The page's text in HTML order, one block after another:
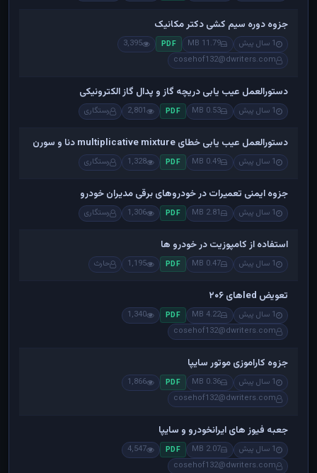
جزوه دوره سیم کشی دکتر مکانیک
1 سال پیش 11.79 MB
PDF
3,395
cosehof132@dwriters.com
دستورالعمل عیب یابی دریچه گاز و پدال گاز الکترونیکی
1 سال پیش 0.53 MB
PDF
2,801 رستگاری
دستورالعمل عیب یابی خطای multiplicative mixture دنا و سورن
1 سال پیش 0.49 MB
PDF
1,328 رستگاری
جزوه ایمنی تعمیرات در خودروهای برقی مدیران خودرو
1 سال پیش 2.81 MB
PDF
1,306 رستگاری
استفاده از کامپوزیت در خودرو ها
1 سال پیش 0.47 MB
PDF
1,195 حارث
تعویض ledهای ۲۰۶
1 سال پیش 4.22 MB
PDF
1,340
cosehof132@dwriters.com
جزوه کاراموزی موتور سایپا
1 سال پیش 0.36 MB
PDF
1,866
cosehof132@dwriters.com
جعبه فیوز های ایرانخودرو و سایپا
1 سال پیش 2.07 MB
PDF
4,547
cosehof132@dwriters.com